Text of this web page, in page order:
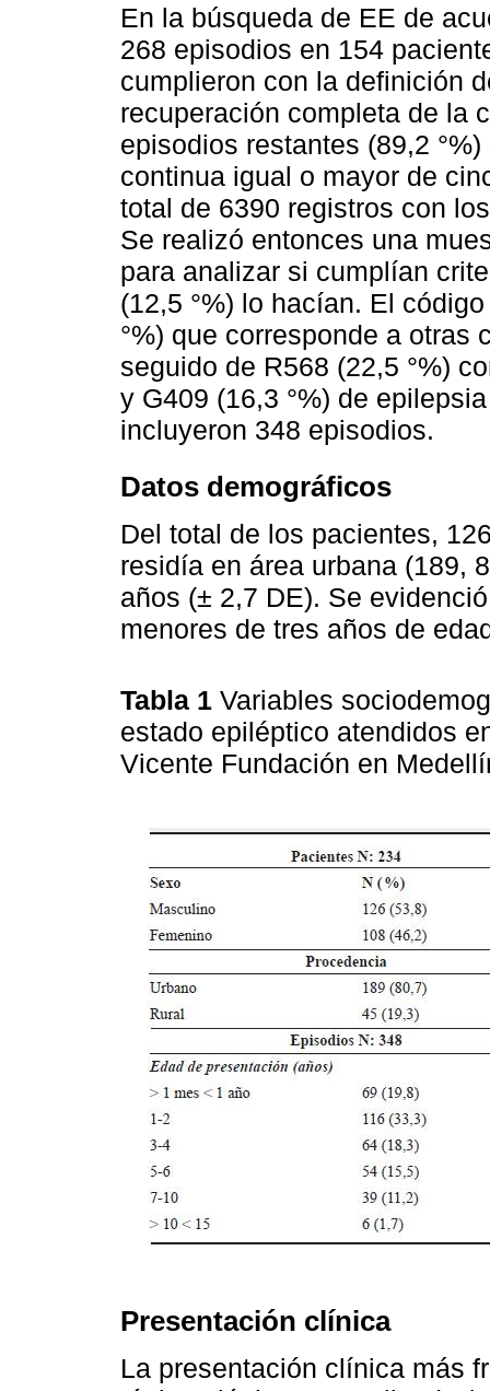
En la búsqueda de EE de
268 episodios en 154
cumplieron con la definición
recuperación completa de la
episodios restantes (89,2
continua igual o mayor de
total de 6390 registros con
Se realizó entonces una
para analizar si cumplían
(12,5 °%) lo hacían. El
°%) que corresponde a
seguido de R568 (22,5 °%)
y G409 (16,3 °%) de
incluyeron 348 episodios.
Datos demográficos
Del total de los pacientes,
residía en área urbana (189,
años (± 2,7 DE). Se
menores de tres años de
Tabla 1 Variables
estado epiléptico atendidos
Vicente Fundación en
Presentación clínica
La presentación clínica más